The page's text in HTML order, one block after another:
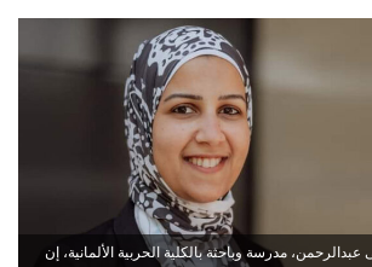
مدرسة وباحثة بالكلية الحربية الألمانية، إن